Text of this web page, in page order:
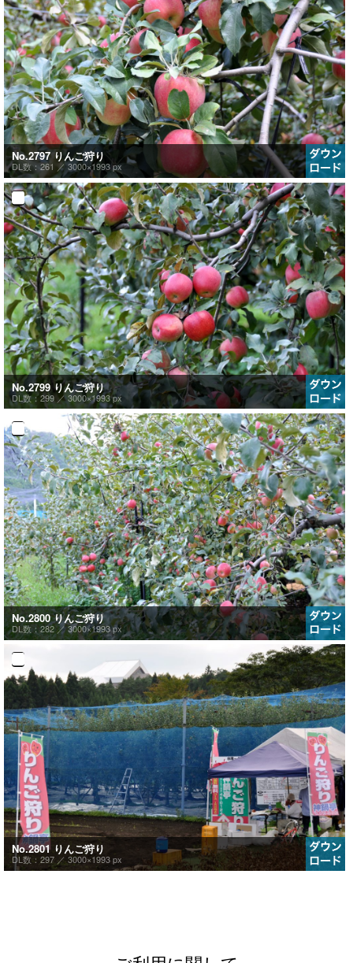
No.2797 りんご狩り
DL数：261 ／ 3000×1993 px
No.2799 りんご狩り
DL数：299 ／3000×1993 px
No.2800 りんご狩り
DL数：282 ／3000×1993 px
No.2801 りんご狩り
DL数：297 ／ 3000×1993 px